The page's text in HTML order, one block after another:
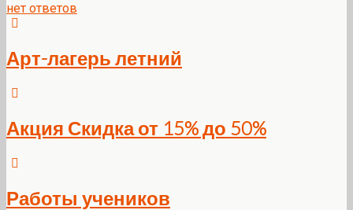
нет ответов
Арт-лагерь летний
Акция Скидка от 15% до 50%
Работы учеников